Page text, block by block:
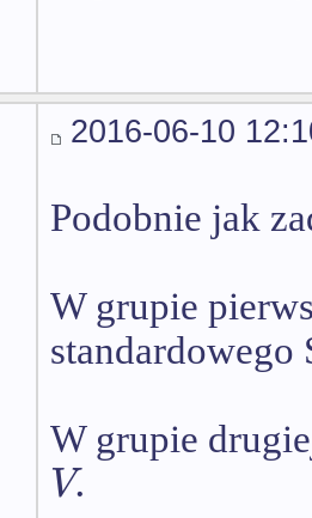
2016-06-10
Podobnie jak
W grupie
W grupie
V.